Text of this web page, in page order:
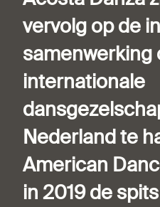
vervolg op de
samenwerking
internationale
Nederland te
American
in 2019 de